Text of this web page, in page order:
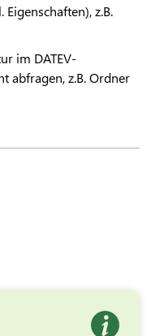
z.B.
im DATEV-
abfragen, z.B. Ordner